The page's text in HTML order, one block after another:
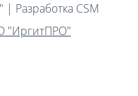
Разработка CSM
"ИргитПРО"